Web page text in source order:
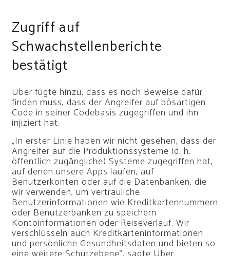
Zugriff auf
Schwachstellenberichte
bestätigt
Uber fügte hinzu, dass es noch Beweise dafür
finden muss, dass der Angreifer auf bösartigen
Code in seiner Codebasis zugegriffen und ihn
injiziert hat.
„In erster Linie haben wir nicht gesehen, dass der
Angreifer auf die Produktionssysteme (d. h.
öffentlich zugängliche) Systeme zugegriffen hat,
auf denen unsere Apps laufen, auf
Benutzerkonten oder auf die Datenbanken, die
wir verwenden, um vertrauliche
Benutzerinformationen wie Kreditkartennummern
oder Benutzerbanken zu speichern
Kontoinformationen oder Reiseverlauf. Wir
verschlüsseln auch Kreditkarteninformationen
und persönliche Gesundheitsdaten und bieten so